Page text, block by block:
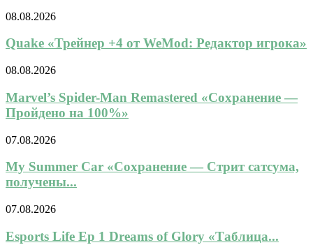
08.08.2026
Quake «Трейнер +4 от WeMod: Редактор игрока»
08.08.2026
Marvel’s Spider-Man Remastered «Сохранение —
Пройдено на 100%»
07.08.2026
My Summer Car «Сохранение — Стрит сатсума,
получены...
07.08.2026
Esports Life Ep 1 Dreams of Glory «Таблица...